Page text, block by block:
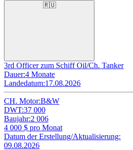
🇷🇺
3rd Officer zum Schiff Oil/Ch. Tanker
Dauer:4 Monate
Landedatum:17.08.2026
CH. Motor:B&W
DWT:37 000
Baujahr:2 006
4 000 $ pro Monat
Datum der Erstellung/Aktualisierung:
09.08.2026